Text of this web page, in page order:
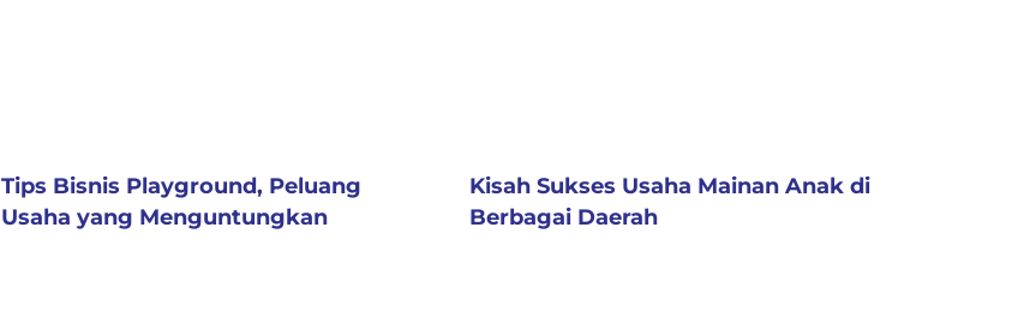
Tips Bisnis Playground, Peluang
Usaha yang Menguntungkan
Kisah Sukses Usaha Mainan Anak di
Berbagai Daerah